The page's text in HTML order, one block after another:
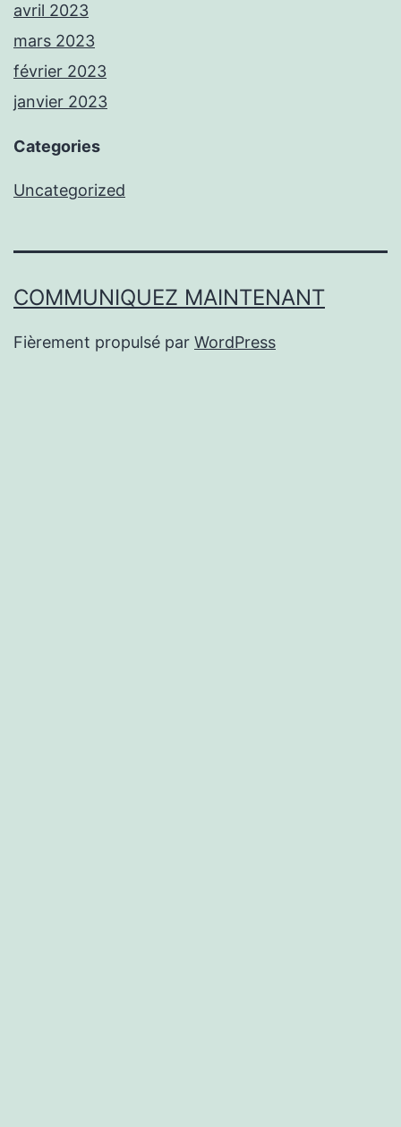
avril 2023
mars 2023
février 2023
janvier 2023
Categories
Uncategorized
COMMUNIQUEZ MAINTENANT
Fièrement propulsé par WordPress